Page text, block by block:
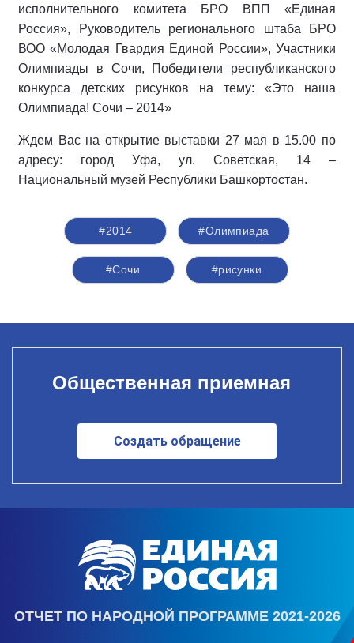
исполнительного комитета БРО ВПП «Единая
Россия», Руководитель регионального штаба БРО
ВОО «Молодая Гвардия Единой России», Участники
Олимпиады в Сочи, Победители республиканского
конкурса детских рисунков на тему: «Это наша
Олимпиада! Сочи – 2014»
Ждем Вас на открытие выставки 27 мая в 15.00 по
адресу: город Уфа, ул. Советская, 14 –
Национальный музей Республики Башкортостан.
#2014 #Олимпиада
#Сочи #рисунки
Общественная приемная
Создать обращение
ОТЧЕТ ПО НАРОДНОЙ ПРОГРАММЕ 2021-2026